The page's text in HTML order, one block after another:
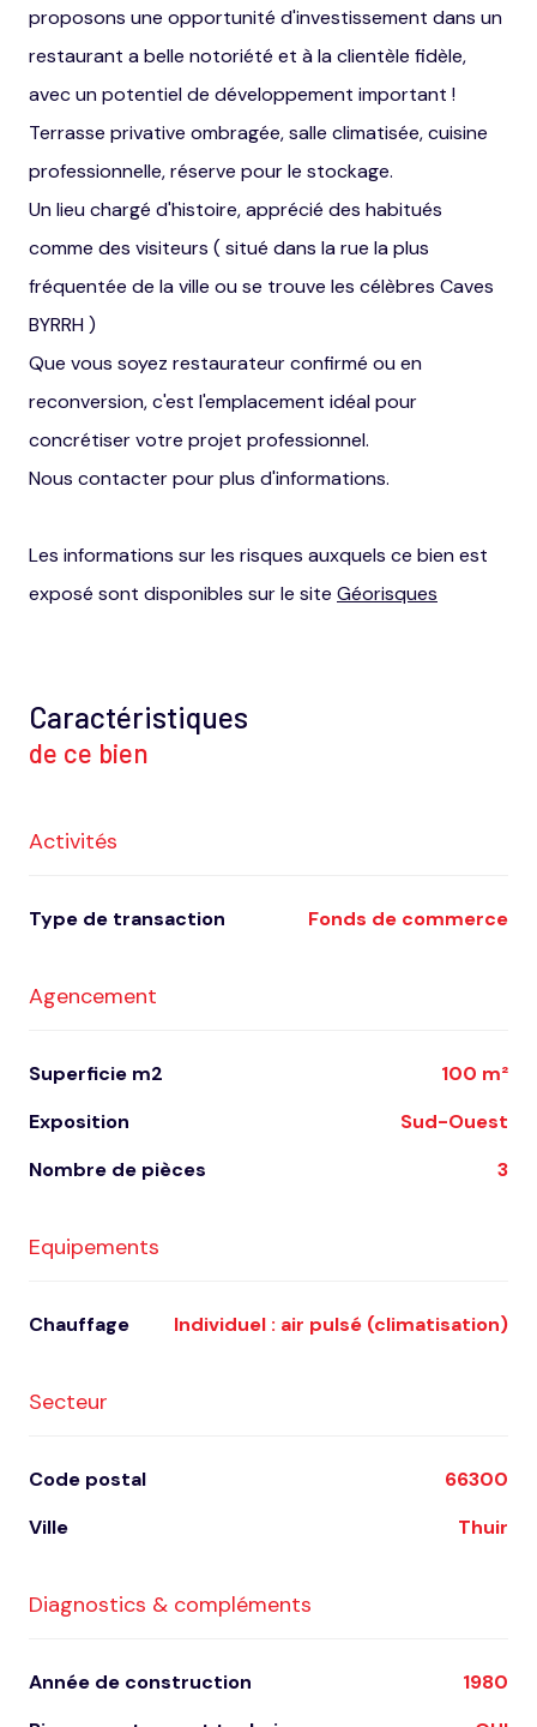
proposons une opportunité d'investissement dans un
restaurant a belle notoriété et à la clientèle fidèle,
avec un potentiel de développement important !
Terrasse privative ombragée, salle climatisée, cuisine
professionnelle, réserve pour le stockage.
Un lieu chargé d'histoire, apprécié des habitués
comme des visiteurs ( situé dans la rue la plus
fréquentée de la ville ou se trouve les célèbres Caves
BYRRH )
Que vous soyez restaurateur confirmé ou en
reconversion, c'est l'emplacement idéal pour
concrétiser votre projet professionnel.
Nous contacter pour plus d'informations.
Les informations sur les risques auxquels ce bien est
exposé sont disponibles sur le site Géorisques
Caractéristiques
de ce bien
Activités
Type de transaction Fonds de commerce
Agencement
Superficie m2
100 m²
Exposition
Sud-Ouest
Nombre de pièces
3
Equipements
Chauffage individuel : air pulsé (climatisation)
Secteur
Code postal
66300
Ville
Thuir
Diagnostics & compléments
Année de construction
1980